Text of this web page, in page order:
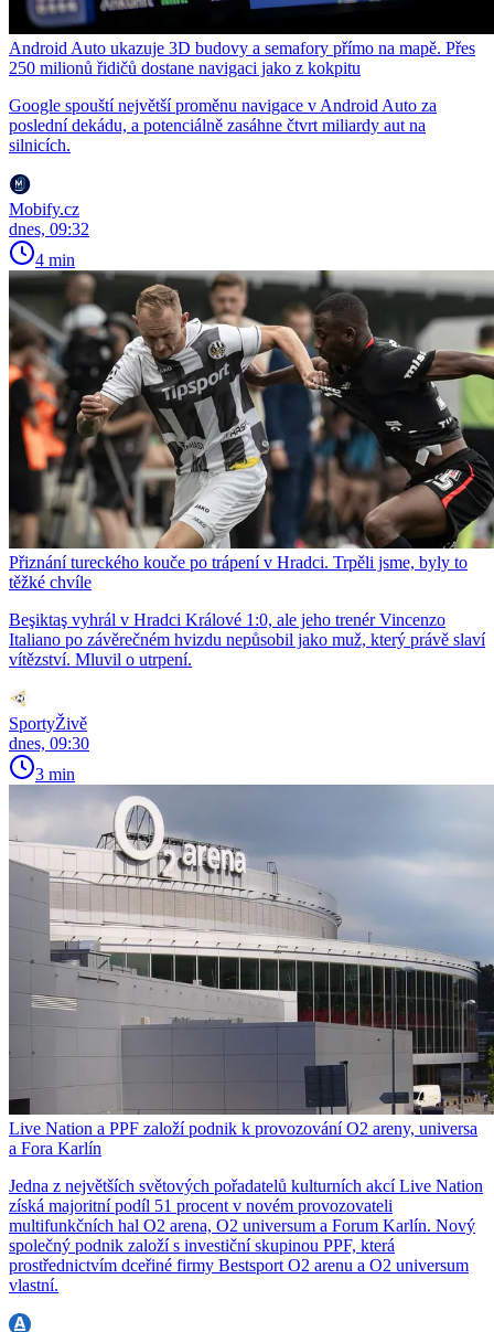
Android Auto ukazuje 3D budovy a semafory přímo na mapě. Přes
250 milionů řidičů dostane navigaci jako z kokpitu
Google spouští největší proměnu navigace v Android Auto za
poslední dekádu, a potenciálně zasáhne čtvrt miliardy aut na
silnicích.
Mobify.cz
dnes, 09:32
4 min
Přiznání tureckého kouče po trápení v Hradci. Trpěli jsme, byly to
těžké chvíle
Beşiktaş vyhrál v Hradci Králové 1:0, ale jeho trenér Vincenzo
Italiano po závěrečném hvizdu nepůsobil jako muž, který právě slaví
vítězství. Mluvil o utrpení.
SportyŽivě
dnes, 09:30
3 min
Live Nation a PPF založí podnik k provozování O2 areny, universa
a Fora Karlín
Jedna z největších světových pořadatelů kulturních akcí Live Nation
získá majoritní podíl 51 procent v novém provozovateli
multifunkčních hal O2 arena, O2 universum a Forum Karlín. Nový
společný podnik založí s investiční skupinou PPF, která
prostřednictvím dceřiné firmy Bestsport O2 arenu a O2 universum
vlastní.